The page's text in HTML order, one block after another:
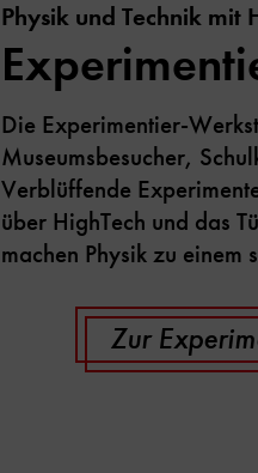
Physik und Technik mit
Die Experimentier-
Museumsbesucher,
Verblüffende
über HighTech und das
machen Physik zu einem
Zur